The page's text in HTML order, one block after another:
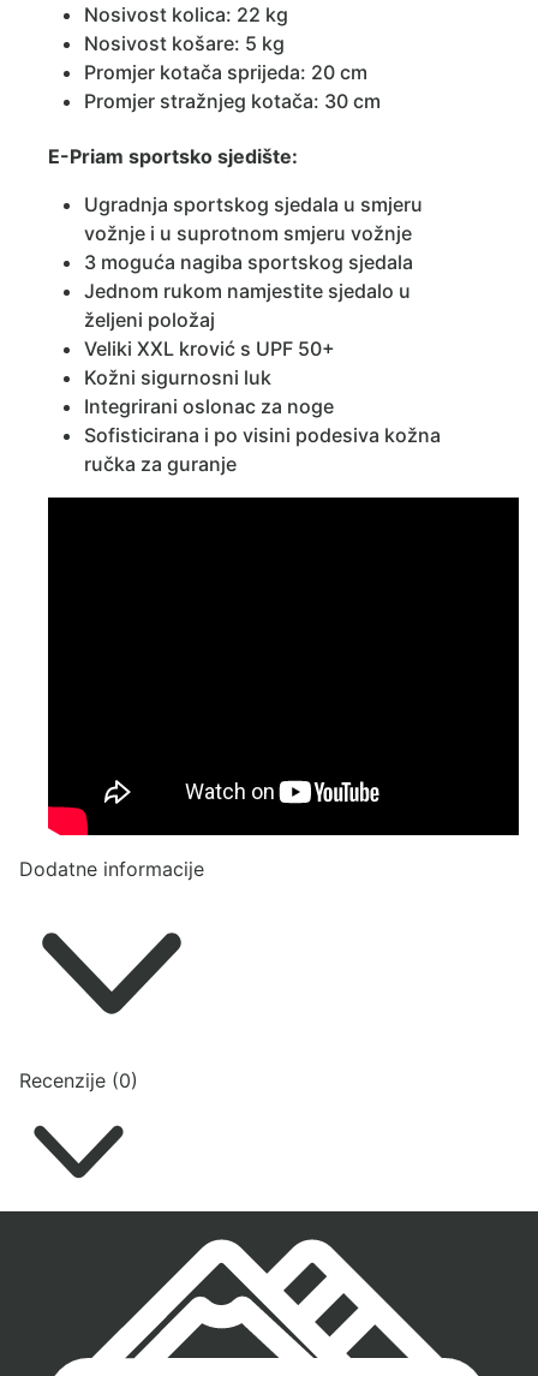
Nosivost kolica: 22 kg
Nosivost košare: 5 kg
Promjer kotača sprijeda: 20 cm
Promjer stražnjeg kotača: 30 cm
E-Priam sportsko sjedište:
Ugradnja sportskog sjedala u smjeru
vožnje i u suprotnom smjeru vožnje
3 moguća nagiba sportskog sjedala
Jednom rukom namjestite sjedalo u
željeni položaj
Veliki XXL krović s UPF 50+
Kožni sigurnosni luk
Integrirani oslonac za noge
Sofisticirana i po visini podesiva kožna
ručka za guranje
Dodatne informacije
Recenzije (0)